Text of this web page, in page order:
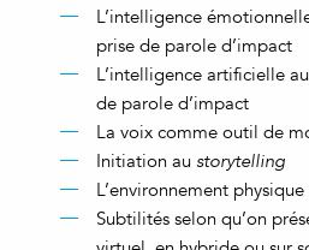
L’intelligence
prise de parole d’impact
L’intelligence artificielle
de parole d’impact
La voix comme outil de
Initiation au storytelling
L’environnement
Subtilités selon qu’on